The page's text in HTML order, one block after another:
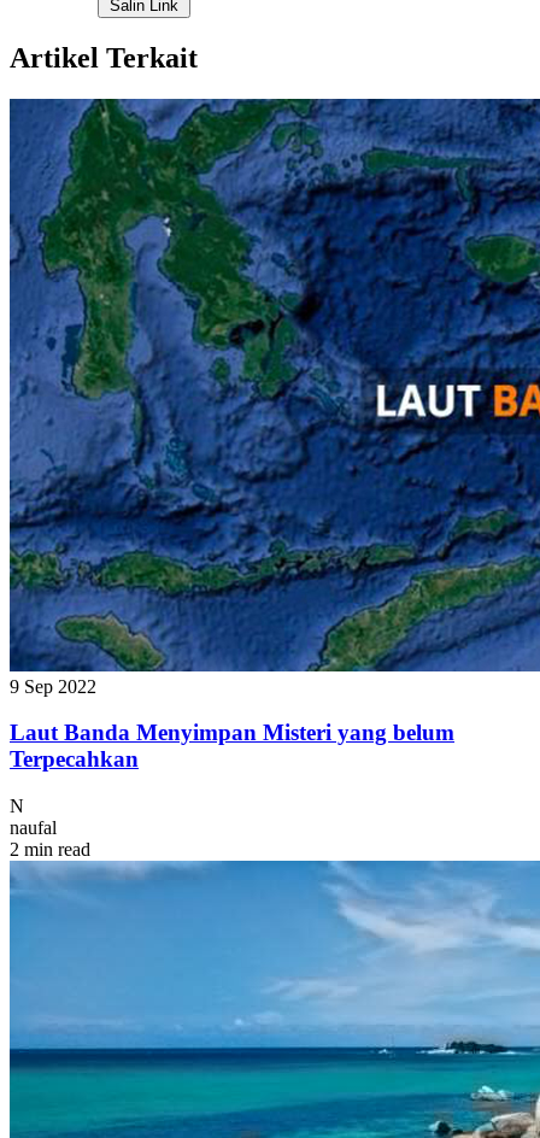
Salin Link
Artikel Terkait
9 Sep 2022
Laut Banda Menyimpan Misteri yang belum
Terpecahkan
N
naufal
2 min read